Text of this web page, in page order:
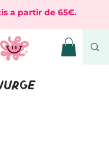
a partir de 65€.